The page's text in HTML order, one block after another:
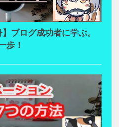
ブログ成功者に学ぶ。
歩！